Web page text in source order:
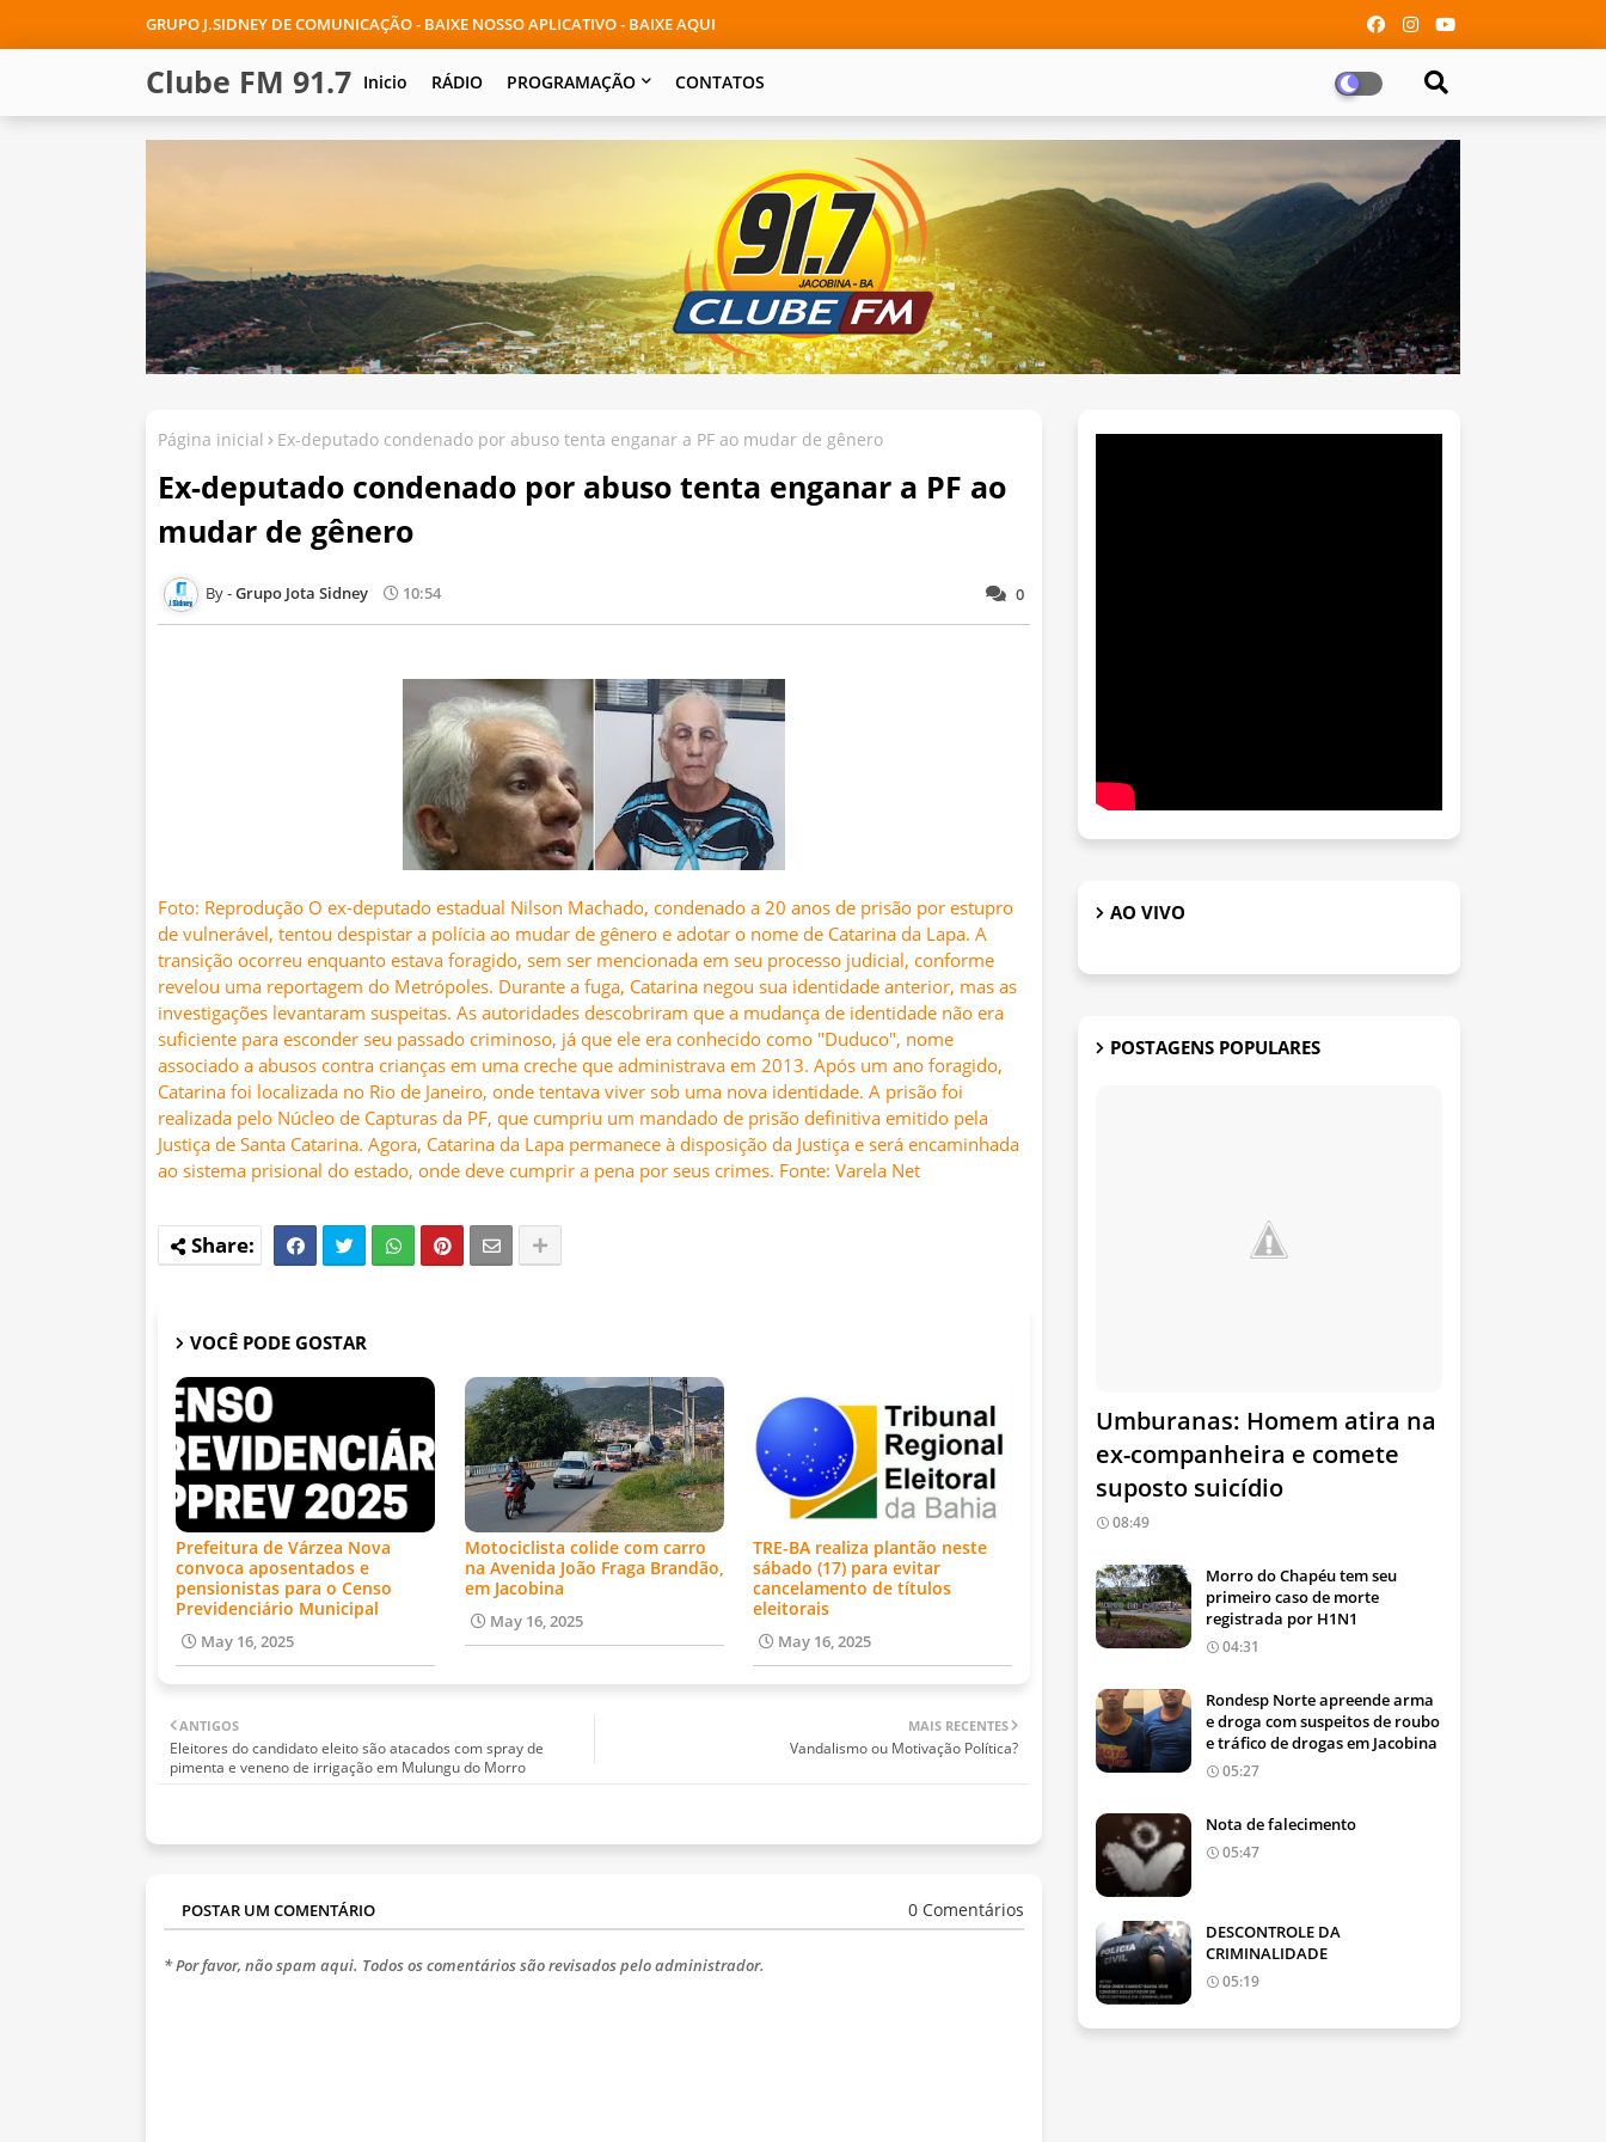
GRUPO J.SIDNEY DE COMUNICAÇÃO - BAIXE NOSSO APLICATIVO - BAIXE AQUI
Clube FM 91.7 Inicio RÁDIO PROGRAMAÇÃO CONTATOS
Página inicial Ex-deputado condenado por abuso tenta enganar a PF ao mudar de gênero
Ex-deputado condenado por abuso tenta enganar a PF ao
mudar de gênero
0
Grupo Jota Sidney 10:54
Foto: Reprodução O ex-deputado estadual Nilson Machado, condenado a 20 anos de prisão por estupro
de vulnerável, tentou despistar a polícia ao mudar de gênero e adotar o nome de Catarina da Lapa. A
transição ocorreu enquanto estava foragido, sem ser mencionada em seu processo judicial, conforme
revelou uma reportagem do Metrópoles. Durante a fuga, Catarina negou sua identidade anterior, mas as
investigações levantaram suspeitas. As autoridades descobriram que a mudança de identidade não era
suficiente para esconder seu passado criminoso, já que ele era conhecido como "Duduco", nome
associado a abusos contra crianças em uma creche que administrava em 2013. Após um ano foragido,
Catarina foi localizada no Rio de Janeiro, onde tentava viver sob uma nova identidade. A prisão foi
realizada pelo Núcleo de Capturas da PF, que cumpriu um mandado de prisão definitiva emitido pela
Justiça de Santa Catarina. Agora, Catarina da Lapa permanece à disposição da Justiça e será encaminhada
ao sistema prisional do estado, onde deve cumprir a pena por seus crimes. Fonte: Varela Net
VOCÊ PODE GOSTAR
Prefeitura de Várzea Nova
convoca aposentados e
pensionistas para o Censo
Previdenciário Municipal
May 16, 2025
Motociclista colide com carro
na Avenida João Fraga Brandão,
em Jacobina
May 16, 2025
TRE-BA realiza plantão neste
sábado (17) para evitar
cancelamento de títulos
eleitorais
May 16, 2025
MAIS RECENTES
Vandalismo ou Motivação Política?
ANTIGOS
Eleitores do candidato eleito são atacados com spray de
pimenta e veneno de irrigação em Mulungu do Morro
POSTAR UM COMENTÁRIO 0 Comentários
* Por favor, não spam aqui. Todos os comentários são revisados ​​pelo administrador.
AO VIVO
POSTAGENS POPULARES
Umburanas: Homem atira na
ex-companheira e comete
suposto suicídio
08:49
Morro do Chapéu tem seu
primeiro caso de morte
registrada por H1N1
04:31
Rondesp Norte apreende arma
e droga com suspeitos de roubo
e tráfico de drogas em Jacobina
05:27
Nota de falecimento
05:47
DESCONTROLE DA
CRIMINALIDADE
05:19